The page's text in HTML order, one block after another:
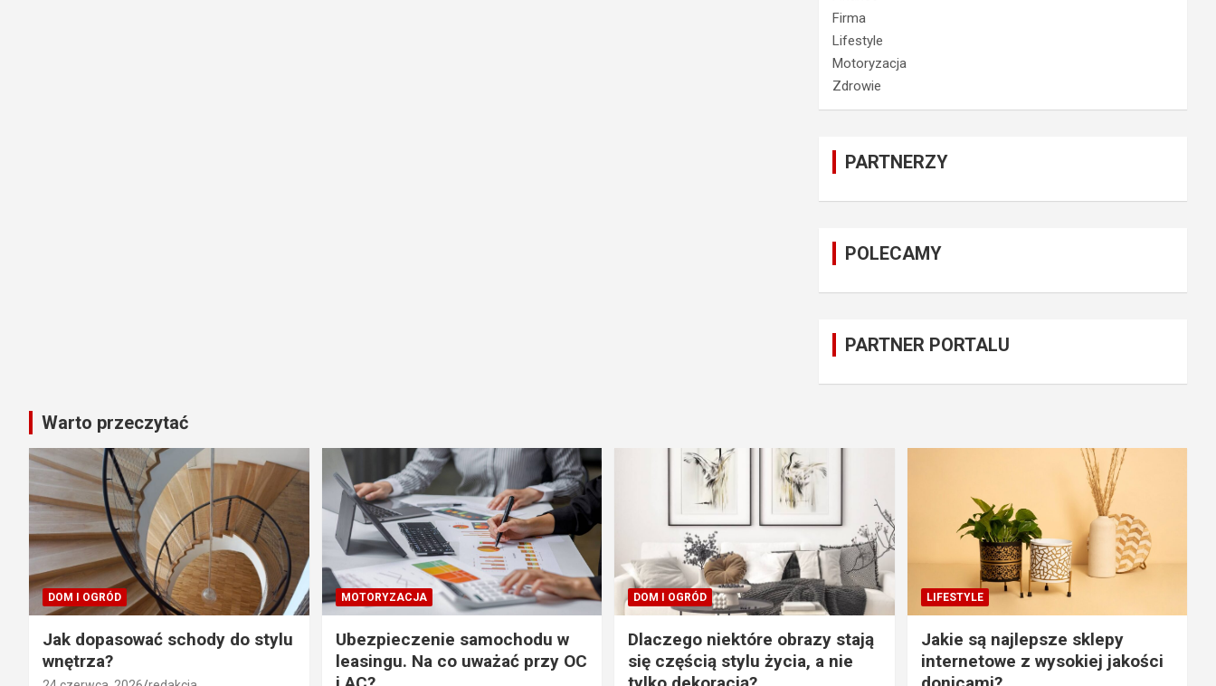
Firma
Lifestyle
Motoryzacja
Zdrowie
PARTNERZY
POLECAMY
PARTNER PORTALU
Warto przeczytać
DOM I OGRÓD
Jak dopasować schody do stylu
wnętrza?
MOTORYZACJA
Ubezpieczenie samochodu w
leasingu. Na co uważać przy OC
DOM I OGRÓD
Dlaczego niektóre obrazy stają
się częścią stylu życia, a nie
LIFESTYLE
Jakie są najlepsze sklepy
internetowe z wysokiej jakości